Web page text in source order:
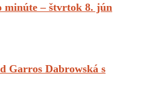
minúte – štvrtok 8. jún
Garros Dabrowská s